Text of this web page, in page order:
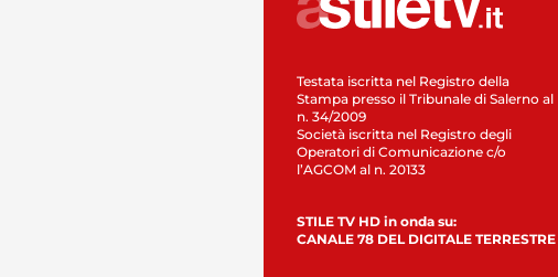
Testata iscritta nel Registro della
Stampa presso il Tribunale di Salerno al
n. 34/2009
Società iscritta nel Registro degli
Operatori di Comunicazione c/o
l’AGCOM al n. 20133
STILE TV HD in onda su:
CANALE 78 DEL DIGITALE TERRESTRE